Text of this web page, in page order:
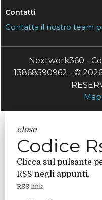
Contatti
Contatta il nostro team
Nextwork360 -
13868590962 - ©
close
Codice
Clicca sul pulsante
RSS negli appunti.
RSS link